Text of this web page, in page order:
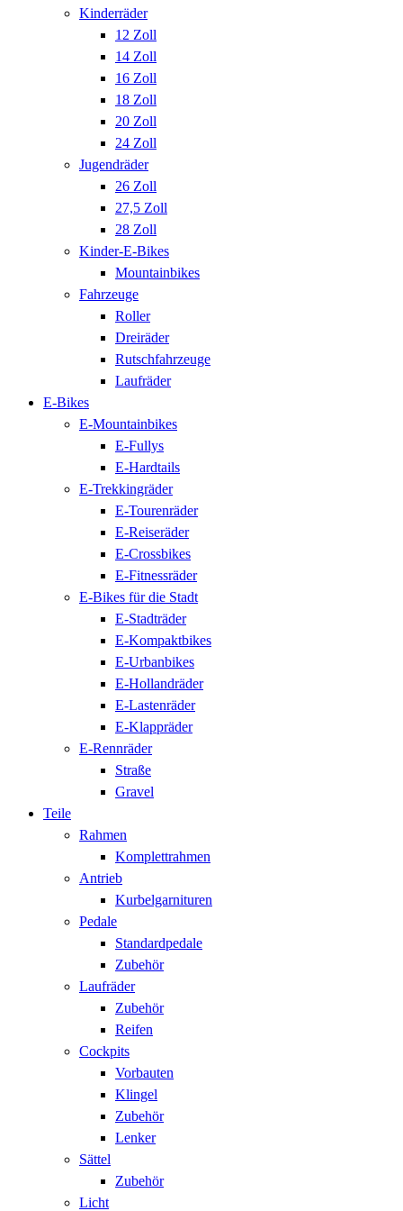
Kinderräder
12 Zoll
14 Zoll
16 Zoll
18 Zoll
20 Zoll
24 Zoll
Jugendräder
26 Zoll
27,5 Zoll
28 Zoll
Kinder-E-Bikes
Mountainbikes
Fahrzeuge
Roller
Dreiräder
Rutschfahrzeuge
Laufräder
E-Bikes
E-Mountainbikes
E-Fullys
E-Hardtails
E-Trekkingräder
E-Tourenräder
E-Reiseräder
E-Crossbikes
E-Fitnessräder
E-Bikes für die Stadt
E-Stadträder
E-Kompaktbikes
E-Urbanbikes
E-Hollandräder
E-Lastenräder
E-Klappräder
E-Rennräder
Straße
Gravel
Teile
Rahmen
Komplettrahmen
Antrieb
Kurbelgarnituren
Pedale
Standardpedale
Zubehör
Laufräder
Zubehör
Reifen
Cockpits
Vorbauten
Klingel
Zubehör
Lenker
Sättel
Zubehör
Licht